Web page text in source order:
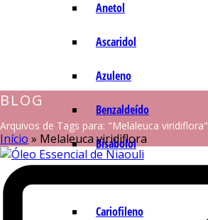
Anetol
Ascaridol
Azuleno
Benzaldeído
Bisabolol
Cariofileno
BLOG
Arquivos de Tags para: "Melaleuca viridiflora"
Início » Melaleuca viridiflora